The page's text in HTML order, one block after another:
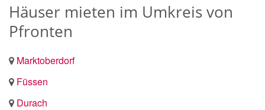
Häuser mieten im Umkreis von
Pfronten
Marktoberdorf
Füssen
Durach